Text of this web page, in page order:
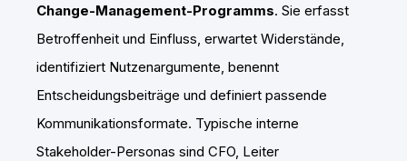
Change-Management-Programms. Sie erfasst
Betroffenheit und Einfluss, erwartet Widerstände,
identifiziert Nutzenargumente, benennt
Entscheidungsbeiträge und definiert passende
Kommunikationsformate. Typische interne
Stakeholder-Personas sind CFO, Leiter